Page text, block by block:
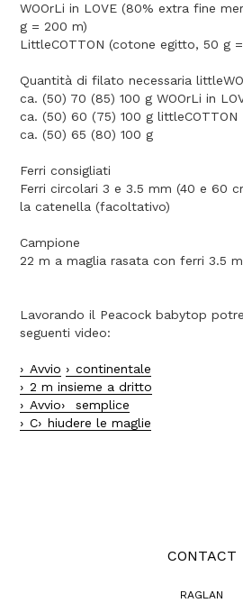
WOOrLi in LOVE (80% extra fine
g = 200 m)
LittleCOTTON (cotone egitto, 50 g
Quantità di filato necessaria
ca. (50) 70 (85) 100 g WOOrLi in
ca. (50) 60 (75) 100 g littleCOTTON
ca. (50) 65 (80) 100 g
Ferri consigliati
Ferri circolari 3 e 3.5 mm (40 e 60
la catenella (facoltativo)
Campione
22 m a maglia rasata con ferri 3.5
Lavorando il Peacock babytop
seguenti video:
Avvio
continentale
2 m insieme a dritto
Avvio
semplice
C
hiudere le maglie
CONTACT
RAGLAN